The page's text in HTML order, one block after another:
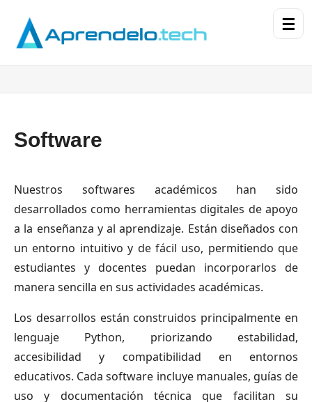
☰
Software
Nuestros softwares académicos han sido
desarrollados como herramientas digitales de apoyo
a la enseñanza y al aprendizaje. Están diseñados con
un entorno intuitivo y de fácil uso, permitiendo que
estudiantes y docentes puedan incorporarlos de
manera sencilla en sus actividades académicas.
Los desarrollos están construidos principalmente en
lenguaje Python, priorizando estabilidad,
accesibilidad y compatibilidad en entornos
educativos. Cada software incluye manuales, guías de
uso y documentación técnica que facilitan su